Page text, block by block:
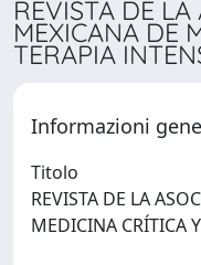
REVISTA DE
MEXICANA DE
TERAPIA
Informazioni
Titolo
REVISTA DE LA